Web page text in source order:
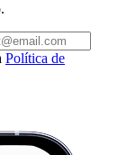
Política de